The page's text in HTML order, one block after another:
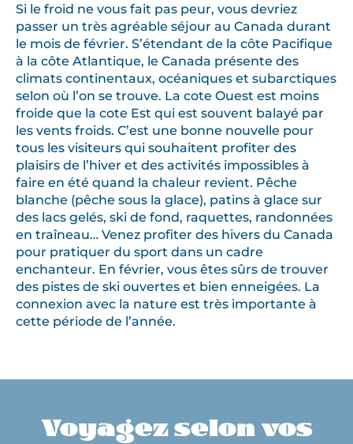
Si le froid ne vous fait pas peur, vous devriez
passer un très agréable séjour au Canada durant
le mois de février. S’étendant de la côte Pacifique
à la côte Atlantique, le Canada présente des
climats continentaux, océaniques et subarctiques
selon où l’on se trouve. La cote Ouest est moins
froide que la cote Est qui est souvent balayé par
les vents froids. C’est une bonne nouvelle pour
tous les visiteurs qui souhaitent profiter des
plaisirs de l’hiver et des activités impossibles à
faire en été quand la chaleur revient. Pêche
blanche (pêche sous la glace), patins à glace sur
des lacs gelés, ski de fond, raquettes, randonnées
en traîneau… Venez profiter des hivers du Canada
pour pratiquer du sport dans un cadre
enchanteur. En février, vous êtes sûrs de trouver
des pistes de ski ouvertes et bien enneigées. La
connexion avec la nature est très importante à
cette période de l’année.
Voyagez selon vos